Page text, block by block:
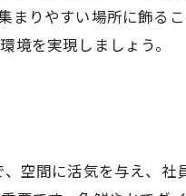
まりやすい場所に飾る
を実現しましょう。
空間に活気を与え、社